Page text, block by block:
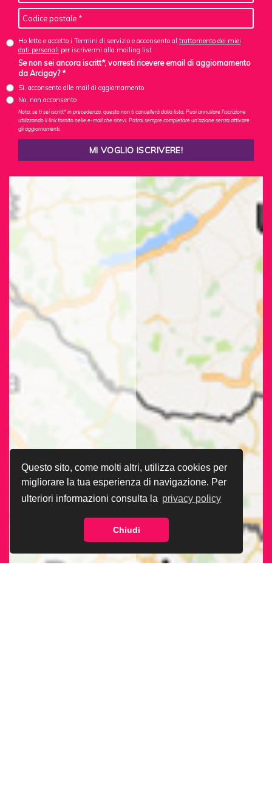
Questo sito, come molti altri, utilizza cookies per
migliorare la tua esperienza di navigazione. Per
ulteriori informazioni consulta la privacy policy
Chiudi
Ho letto e accetto i Termini di servizio e acconsento al trattamento dei miei
dati personali per iscrivermi alla mailing list
Se non sei ancora iscritt*, vorresti ricevere email di aggiornamento
da Arcigay? *
Sì, acconsento alle mail di aggiornamento
No, non acconsento
Nota: se ti sei iscritt* in precedenza, questo non ti cancellerà dalla lista. Puoi annullare l'iscrizione
utilizzando il link fornito nelle e-mail che ricevi. Potrai sempre completare un'azione senza attivare
gli aggiornamenti.